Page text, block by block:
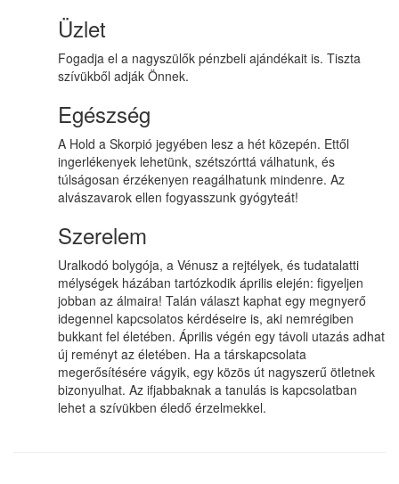
Üzlet
Fogadja el a nagyszülők pénzbeli ajándékait is. Tiszta
szívükből adják Önnek.
Egészség
A Hold a Skorpió jegyében lesz a hét közepén. Ettől
ingerlékenyek lehetünk, szétszórttá válhatunk, és
túlságosan érzékenyen reagálhatunk mindenre. Az
alvászavarok ellen fogyasszunk gyógyteát!
Szerelem
Uralkodó bolygója, a Vénusz a rejtélyek, és tudatalatti
mélységek házában tartózkodik április elején: figyeljen
jobban az álmaira! Talán választ kaphat egy megnyerő
idegennel kapcsolatos kérdéseire is, aki nemrégiben
bukkant fel életében. Április végén egy távoli utazás adhat
új reményt az életében. Ha a társkapcsolata
megerősítésére vágyik, egy közös út nagyszerű ötletnek
bizonyulhat. Az ifjabbaknak a tanulás is kapcsolatban
lehet a szívükben éledő érzelmekkel.